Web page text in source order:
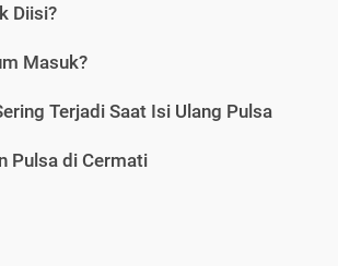
Diisi?
Masuk?
Terjadi Saat Isi Ulang Pulsa
Pulsa di Cermati